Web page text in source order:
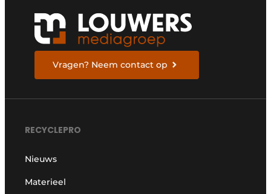
Vragen? Neem contact op
RECYCLEPRO
Nieuws
Materieel